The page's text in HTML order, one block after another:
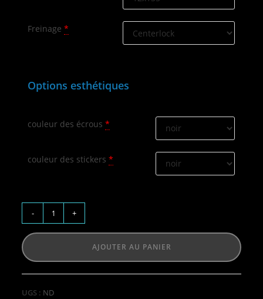
Freinage *
Options esthétiques
couleur des écrous *
couleur des stickers *
- +
AJOUTER AU PANIER
UGS : ND